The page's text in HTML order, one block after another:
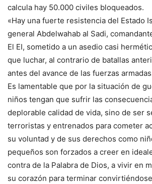
calcula hay 50.000 civiles bloqueados.
«Hay una fuerte resistencia del Estado
general Abdelwahab al Sadi,
El EI, sometido a un asedio casi
que luchar, al contrario de batallas
antes del avance de las fuerzas
Es lamentable que por la situación de
niños tengan que sufrir las
deplorable calidad de vida, sino de ser
terroristas y entrenados para cometer
su voluntad y de sus derechos como
pequeños son forzados a creer en
contra de la Palabra de Dios, a vivir en
su corazón para terminar